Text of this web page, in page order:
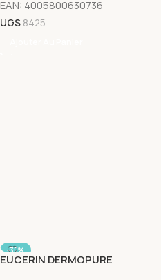
EAN: 4005800630736
UGS 8425
-35%
EUCERIN DERMOPURE